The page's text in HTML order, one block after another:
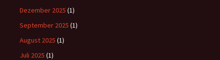
Dezember 2025 (1)
September 2025 (1)
August 2025 (1)
Juli 2025 (1)